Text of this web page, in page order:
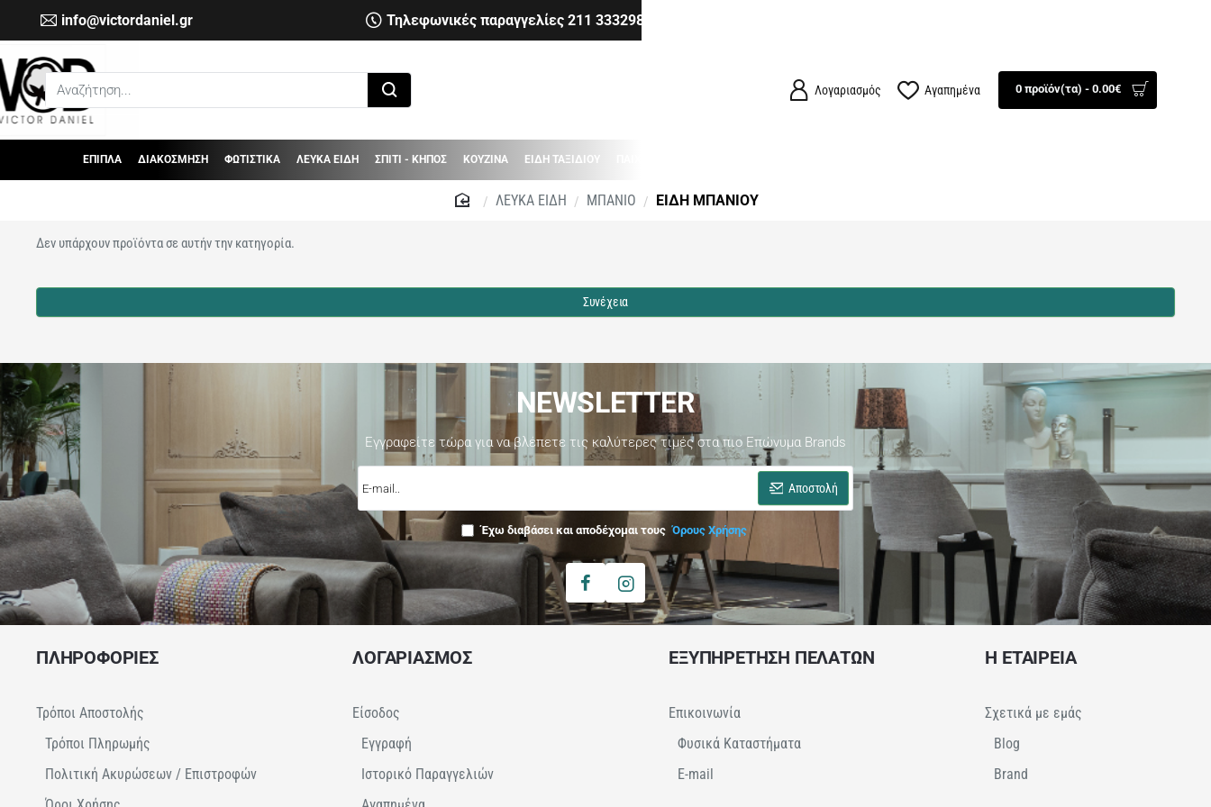
info@victordaniel.gr Τηλεφωνικές παραγγελίες 211 3332983 - 210 6514980 - 210 8100834
Αναζήτηση... Λογαριασμός Αγαπημένα 0 προϊόν(τα) - 0.00€
ΕΠΙΠΛΑ ΔΙΑΚΟΣΜΗΣΗ ΦΩΤΙΣΤΙΚΑ ΛΕΥΚΑ ΕΙΔΗ ΣΠΙΤΙ - ΚΗΠΟΣ ΚΟΥΖΙΝΑ ΕΙΔΗ ΤΑΞΙΔΙΟΥ
ΛΕΥΚΑ ΕΙΔΗ ΜΠΑΝΙΟ ΕΙΔΗ ΜΠΑΝΙΟΥ
Δεν υπάρχουν προϊόντα σε αυτήν την κατηγορία.
Συνέχεια
NEWSLETTER
Εγγραφείτε τώρα για να βλέπετε τις καλύτερες τιμές στα πιο Επώνυμα Brands
mail..
Αποστολή
Έχω διαβάσει και αποδέχομαι τους Όρους Χρήσης
ΠΛΗΡΟΦΟΡΙΕΣ
Τρόποι Αποστολής
Τρόποι Πληρωμής
Πολιτική Ακυρώσεων / Επιστροφών
ΛΟΓΑΡΙΑΣΜΟΣ
Είσοδος
Εγγραφή
Ιστορικό Παραγγελιών
ΕΞΥΠΗΡΕΤΗΣΗ ΠΕΛΑΤΩΝ
Επικοινωνία
Φυσικά Καταστήματα
E-mail
Η ΕΤΑΙΡΕΙΑ
Σχετικά με εμάς
Blog
Brand